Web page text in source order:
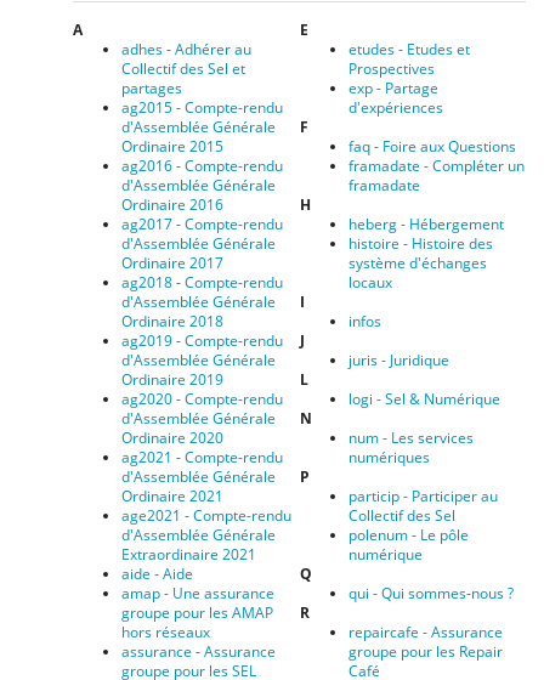
A
adhes - Adhérer au
Collectif des Sel et
partages
ag2015 - Compte-rendu
d'Assemblée Générale
Ordinaire 2015
ag2016 - Compte-rendu
d'Assemblée Générale
Ordinaire 2016
ag2017 - Compte-rendu
d'Assemblée Générale‭
‬Ordinaire‭ ‬2017
ag2018 - Compte-rendu
d'Assemblée Générale‭
‬Ordinaire‭ ‬2018
ag2019 - Compte-rendu
d'Assemblée Générale‭
‬Ordinaire‭ ‬2019
ag2020 - Compte-rendu
d'Assemblée Générale
Ordinaire 2020
ag2021 - Compte-rendu
d'Assemblée Générale
Ordinaire 2021
age2021 - Compte-rendu
d'Assemblée Générale
Extraordinaire 2021
aide - Aide
amap - Une assurance
groupe pour les AMAP
hors réseaux
assurance - Assurance
groupe pour les SEL
E
etudes - Etudes et
Prospectives
exp - Partage
d'expériences
F
faq - Foire aux Questions
framadate - Compléter un
framadate
H
heberg - Hébergement
histoire - Histoire des
système d'échanges
locaux
I
infos
J
juris - Juridique
L
logi - Sel & Numérique
N
num - Les services
numériques
P
particip - Participer au
Collectif des Sel
polenum - Le pôle
numérique
Q
qui - Qui sommes-nous ?
R
repaircafe - Assurance
groupe pour les Repair
Café